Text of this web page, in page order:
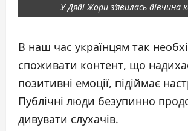
У Дяді Жори зʼявилась дівчина
В наш час українцям так
споживати контент, що
позитивні емоції, підіймає
Публічні люди безупинно
дивувати слухачів.